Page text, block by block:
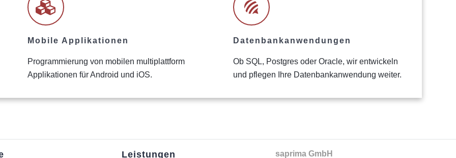
Mobile Applikationen
Programmierung von mobilen multiplattform
Applikationen für Android und iOS.
Datenbankanwendungen
Ob SQL, Postgres oder Oracle, wir entwickeln
und pflegen Ihre Datenbankanwendung weiter.
Leistungen saprima GmbH